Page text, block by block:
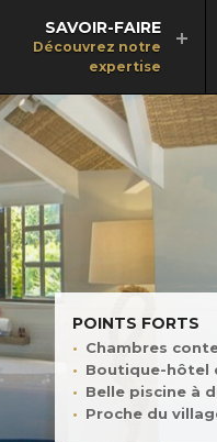
SAVOIR-FAIRE
Découvrez notre
expertise
POINTS FORTS
Chambres
Boutique-hôtel
Belle piscine à
Proche du